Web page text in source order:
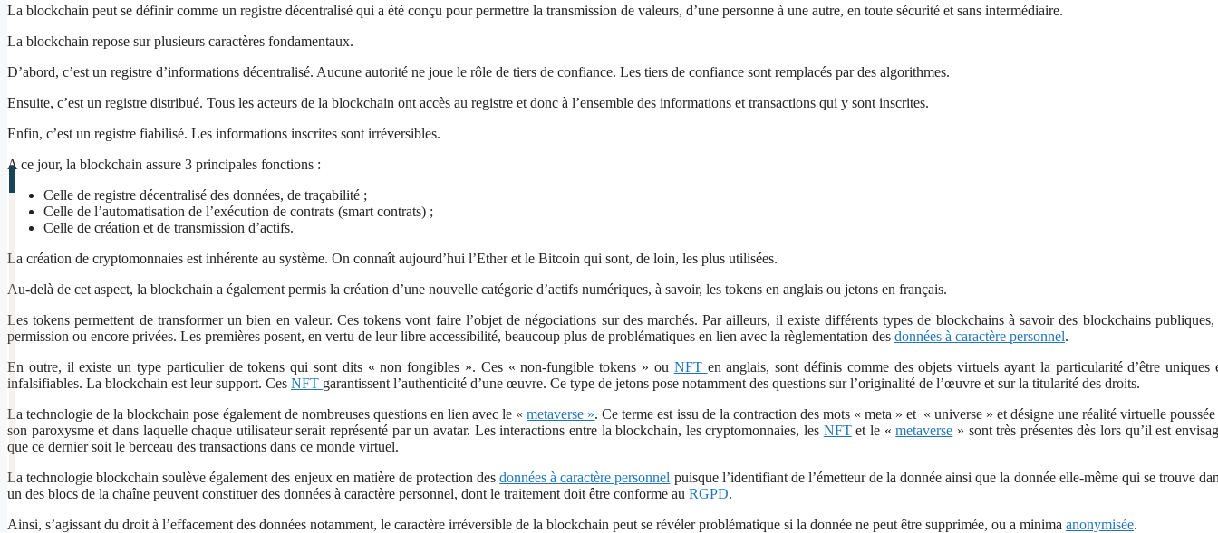
La blockchain peut se définir comme un registre décentralisé qui a été conçu pour permettre la transmission de valeurs, d’une personne à une autre, en toute sécurité et sans intermédiaire.
La blockchain repose sur plusieurs caractères fondamentaux.
D’abord, c’est un registre d’informations décentralisé. Aucune autorité ne joue le rôle de tiers de confiance. Les tiers de confiance sont remplacés par des algorithmes.
Ensuite, c’est un registre distribué. Tous les acteurs de la blockchain ont accès au registre et donc à l’ensemble des informations et transactions qui y sont inscrites.
Enfin, c’est un registre fiabilisé. Les informations inscrites sont irréversibles.
A ce jour, la blockchain assure 3 principales fonctions :
Celle de registre décentralisé des données, de traçabilité ;
Celle de l’automatisation de l’exécution de contrats (smart contrats) ;
Celle de création et de transmission d’actifs.
La création de cryptomonnaies est inhérente au système. On connaît aujourd’hui l’Ether et le Bitcoin qui sont, de loin, les plus utilisées.
Au-delà de cet aspect, la blockchain a également permis la création d’une nouvelle catégorie d’actifs numériques, à savoir, les tokens en anglais ou jetons en français.
Les tokens permettent de transformer un bien en valeur. Ces tokens vont faire l’objet de négociations sur des marchés. Par ailleurs, il existe différents types de blockchains à savoir des blockchains publiques,
permission ou encore privées. Les premières posent, en vertu de leur libre accessibilité, beaucoup plus de problématiques en lien avec la règlementation des données à caractère personnel.
En outre, il existe un type particulier de tokens qui sont dits « non fongibles ». Ces « non-fungible tokens » ou NFT en anglais, sont définis comme des objets virtuels ayant la particularité d’être uniques
infalsifiables. La blockchain est leur support. Ces NFT garantissent l’authenticité d’une œuvre. Ce type de jetons pose notamment des questions sur l’originalité de l’œuvre et sur la titularité des droits.
La technologie de la blockchain pose également de nombreuses questions en lien avec le «metaverse ». Ce terme est issu de la contraction des mots « meta » et « universe » et désigne une réalité virtuelle poussée
son paroxysme et dans laquelle chaque utilisateur serait représenté par un avatar. Les interactions entre la blockchain, les cryptomonnaies, les NFTet le «metaverse » sont très présentes dès lors qu’il est
que ce dernier soit le berceau des transactions dans ce monde virtuel.
La technologie blockchain soulève également des enjeux en matière de protection desdonnées à caractère personnel puisque l’identifiant de l’émetteur de la donnée ainsi que la donnée elle-même qui se trouve
un des blocs de la chaîne peuvent constituer des données à caractère personnel, dont le traitement doit être conforme au RGPD.
Ainsi, s’agissant du droit à l’effacement des données notamment, le caractère irréversible de la blockchain peut se révéler problématique si la donnée ne peut être supprimée, ou a minima anonymisée.